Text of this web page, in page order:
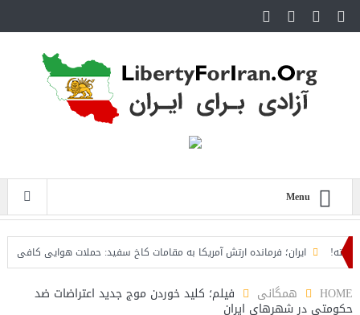
Menu
ایران؛ فرمانده ارتش آمریکا به مقامات کاخ سفید: حملات هوایی کافی نیست
HOME همگانی فیلم؛ کلید خوردن موج جدید اعتراضات ضد
حکومتی در شهرهای ایران